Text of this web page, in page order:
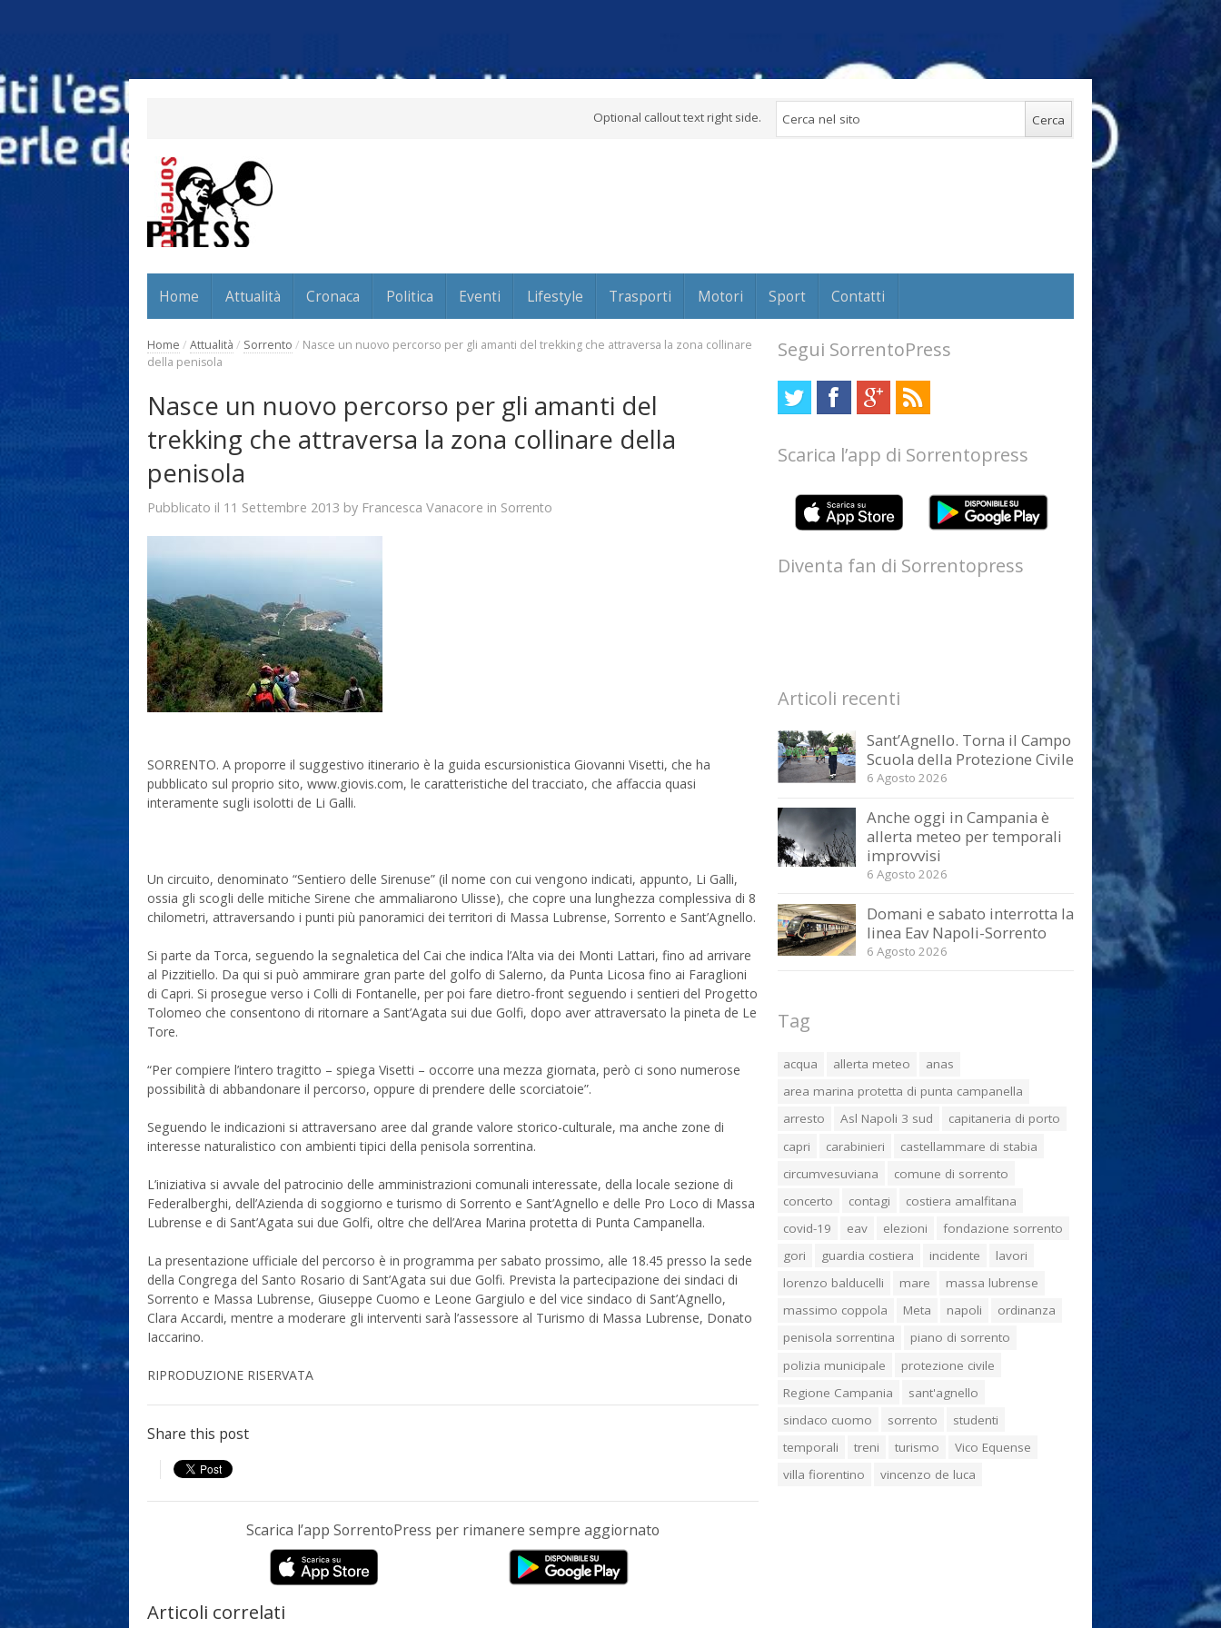
Optional callout text right side.
Home Attualità Cronaca Politica Eventi Lifestyle Trasporti Motori Sport Contatti
Home / Attualità / Sorrento / Nasce un nuovo percorso per gli amanti del trekking che attraversa la zona collinare
della penisola
Nasce un nuovo percorso per gli amanti del
trekking che attraversa la zona collinare della
penisola
Pubblicato il 11 Settembre 2013 by Francesca Vanacore in Sorrento
SORRENTO. A proporre il suggestivo itinerario è la guida escursionistica Giovanni Visetti, che ha
pubblicato sul proprio sito, www.giovis.com, le caratteristiche del tracciato, che affaccia quasi
interamente sugli isolotti de Li Galli.
Un circuito, denominato “Sentiero delle Sirenuse” (il nome con cui vengono indicati, appunto, Li Galli,
ossia gli scogli delle mitiche Sirene che ammaliarono Ulisse), che copre una lunghezza complessiva di 8
chilometri, attraversando i punti più panoramici dei territori di Massa Lubrense, Sorrento e Sant’Agnello.
Si parte da Torca, seguendo la segnaletica del Cai che indica l’Alta via dei Monti Lattari, fino ad arrivare
al Pizzitiello. Da qui si può ammirare gran parte del golfo di Salerno, da Punta Licosa fino ai Faraglioni
di Capri. Si prosegue verso i Colli di Fontanelle, per poi fare dietro-front seguendo i sentieri del Progetto
Tolomeo che consentono di ritornare a Sant’Agata sui due Golfi, dopo aver attraversato la pineta de Le
Tore.
“Per compiere l’intero tragitto – spiega Visetti – occorre una mezza giornata, però ci sono numerose
possibilità di abbandonare il percorso, oppure di prendere delle scorciatoie”.
Seguendo le indicazioni si attraversano aree dal grande valore storico-culturale, ma anche zone di
interesse naturalistico con ambienti tipici della penisola sorrentina.
L’iniziativa si avvale del patrocinio delle amministrazioni comunali interessate, della locale sezione di
Federalberghi, dell’Azienda di soggiorno e turismo di Sorrento e Sant’Agnello e delle Pro Loco di Massa
Lubrense e di Sant’Agata sui due Golfi, oltre che dell’Area Marina protetta di Punta Campanella.
La presentazione ufficiale del percorso è in programma per sabato prossimo, alle 18.45 presso la sede
della Congrega del Santo Rosario di Sant’Agata sui due Golfi. Prevista la partecipazione dei sindaci di
Sorrento e Massa Lubrense, Giuseppe Cuomo e Leone Gargiulo e del vice sindaco di Sant’Agnello,
Clara Accardi, mentre a moderare gli interventi sarà l’assessore al Turismo di Massa Lubrense, Donato
Iaccarino.
RIPRODUZIONE RISERVATA
Share this post
Scarica l’app SorrentoPress per rimanere sempre aggiornato
Articoli correlati
Segui SorrentoPress
Scarica l’app di Sorrentopress
Diventa fan di Sorrentopress
Articoli recenti
Sant’Agnello. Torna il Campo
Scuola della Protezione Civile
6 Agosto 2026
Anche oggi in Campania è
allerta meteo per temporali
improvvisi
6 Agosto 2026
Domani e sabato interrotta la
linea Eav Napoli-Sorrento
6 Agosto 2026
Tag
acqua allerta meteo
anas
area marina protetta di punta campanella
arresto
Asl Napoli 3 sud
capitaneria di porto
capri
carabinieri
castellammare di stabia
circumvesuviana
comune di sorrento
concerto
contagi
costiera amalfitana
covid-19
eav elezioni
fondazione sorrento
gori
guardia costiera incidente
lavori
lorenzo balducelli
mare
massa lubrense
massimo coppola
Meta napoli
ordinanza
penisola sorrentina
piano di sorrento
polizia municipale
protezione civile
Regione Campania
sant'agnello
sindaco cuomo
sorrento
studenti
temporali
treni turismo
Vico Equense
villa fiorentino
vincenzo de luca